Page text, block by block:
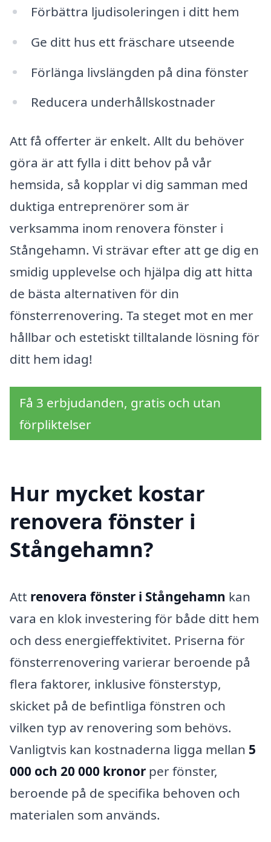
Förbättra ljudisoleringen i ditt hem
Ge ditt hus ett fräschare utseende
Förlänga livslängden på dina fönster
Reducera underhållskostnader
Att få offerter är enkelt. Allt du behöver
göra är att fylla i ditt behov på vår
hemsida, så kopplar vi dig samman med
duktiga entreprenörer som är
verksamma inom renovera fönster i
Stångehamn. Vi strävar efter att ge dig en
smidig upplevelse och hjälpa dig att hitta
de bästa alternativen för din
fönsterrenovering. Ta steget mot en mer
hållbar och estetiskt tilltalande lösning för
ditt hem idag!
Få 3 erbjudanden, gratis och utan
förpliktelser
Hur mycket kostar
renovera fönster i
Stångehamn?
Att renovera fönster i Stångehamn kan
vara en klok investering för både ditt hem
och dess energieffektivitet. Priserna för
fönsterrenovering varierar beroende på
flera faktorer, inklusive fönsterstyp,
skicket på de befintliga fönstren och
vilken typ av renovering som behövs.
Vanligtvis kan kostnaderna ligga mellan 5
000 och 20 000 kronor per fönster,
beroende på de specifika behoven och
materialen som används.